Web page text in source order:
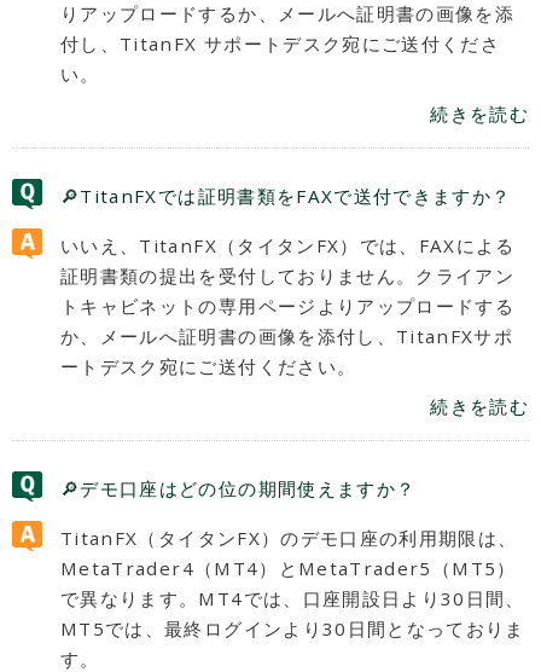
りアップロードするか、メールへ証明書の画像を添
付し、TitanFX サポートデスク宛にご送付くださ
い。
続きを読む
🔎TitanFXでは証明書類をFAXで送付できますか？
いいえ、TitanFX（タイタンFX）では、FAXによる
証明書類の提出を受付しておりません。クライアン
トキャビネットの専用ページよりアップロードする
か、メールへ証明書の画像を添付し、TitanFXサポ
ートデスク宛にご送付ください。
続きを読む
🔎デモ口座はどの位の期間使えますか？
TitanFX（タイタンFX）のデモ口座の利用期限は、
MetaTrader4（MT4）とMetaTrader5（MT5）
で異なります。MT4では、口座開設日より30日間、
MT5では、最終ログインより30日間となっておりま
す。